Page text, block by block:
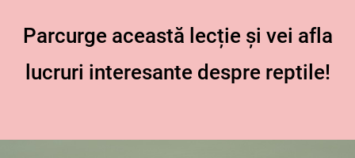
Parcurge această lecție și vei afla
lucruri interesante despre reptile!